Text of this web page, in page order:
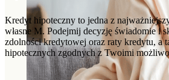
Kredyt hipoteczny to jedna z
własne M. Podejmij decyzję świadomie i
zdolności kredytowej oraz raty kredytu, a
hipotecznych zgodnych z Twoimi